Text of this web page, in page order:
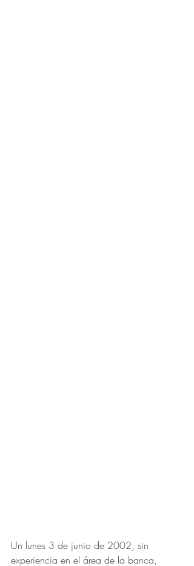
Un lunes 3 de junio de 2002, sin
experiencia en el área de la banca,